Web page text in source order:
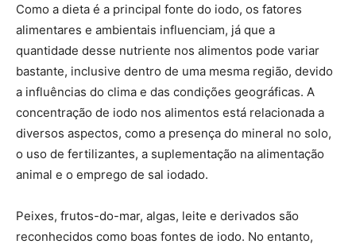
Como a dieta é a principal fonte do iodo, os fatores
alimentares e ambientais influenciam, já que a
quantidade desse nutriente nos alimentos pode variar
bastante, inclusive dentro de uma mesma região, devido
a influências do clima e das condições geográficas. A
concentração de iodo nos alimentos está relacionada a
diversos aspectos, como a presença do mineral no solo,
o uso de fertilizantes, a suplementação na alimentação
animal e o emprego de sal iodado.
Peixes, frutos-do-mar, algas, leite e derivados são
reconhecidos como boas fontes de iodo. No entanto,